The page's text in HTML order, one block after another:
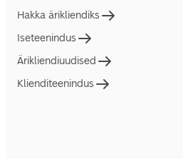
Hakka ärikliendiks
Iseteenindus
Ärikliendiuudised
Klienditeenindus